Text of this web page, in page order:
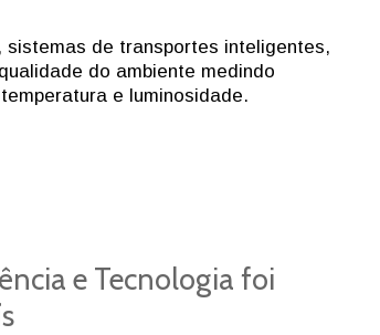
de transportes inteligentes,
do ambiente medindo
e luminosidade.
e Tecnologia foi